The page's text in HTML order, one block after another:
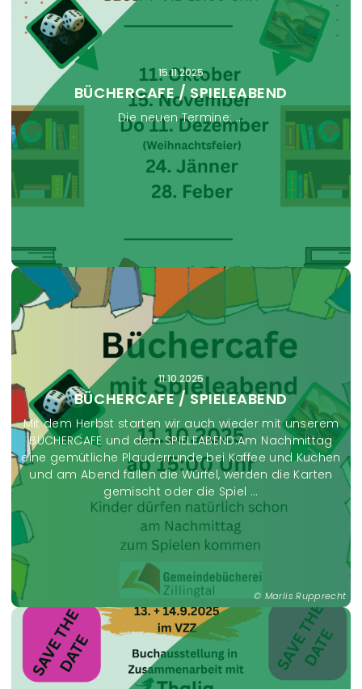
s
t
u
n
g
e
15.11.2025
BÜCHERCAFE / SPIELEABEND
Die neuen Termine: ...
Marlis Rupprecht
11.10.2025
BÜCHERCAFE / SPIELEABEND
Mit dem Herbst starten wir auch wieder mit unserem
BÜCHERCAFE und dem SPIELEABEND.Am Nachmittag
eine gemütliche Plauderrunde bei Kaffee und Kuchen
und am Abend fallen die Würfel, werden die Karten
gemischt oder die Spiel ...